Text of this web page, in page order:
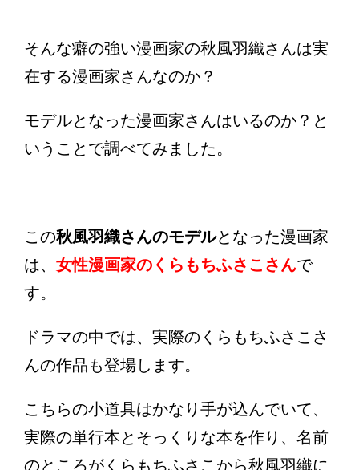
そんな癖の強い漫画家の秋風羽織さんは実
在する漫画家さんなのか？
モデルとなった漫画家さんはいるのか？と
いうことで調べてみました。
この秋風羽織さんのモデルとなった漫画家
は、 女性漫画家のくらもちふさこさんで
す。
ドラマの中では、実際のくらもちふさこさ
んの作品も登場します。
こちらの小道具はかなり手が込んでいて、
実際の単行本とそっくりな本を作り、名前
のところがくらもちふさこから秋風羽織に